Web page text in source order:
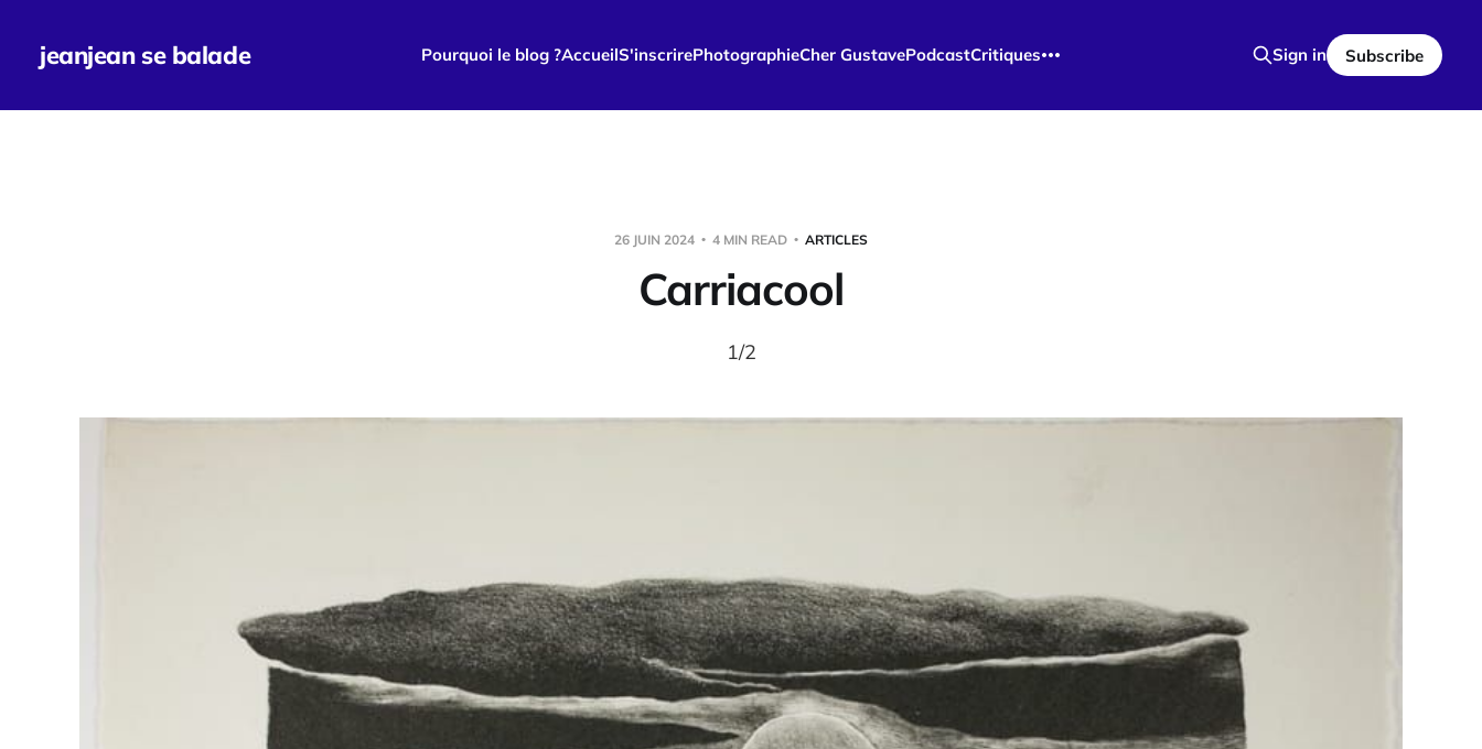
jeanjean se balade Pourquoi le blog ?AccueilS'inscrirePhotographieCher GustavePodcastCritiques Sign in Subscribe
26 JUIN 2024 4 MIN READ ARTICLES
Carriacool
1/2